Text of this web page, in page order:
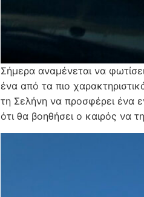
Σήμερα αναμένεται να
ένα από τα πιο
τη Σελήνη να προσφέρει ένα
ότι θα βοηθήσει ο καιρός να